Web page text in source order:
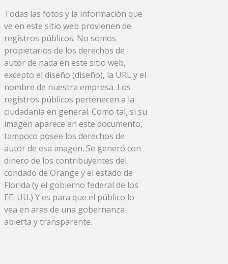
Todas las fotos y la información que
ve en este sitio web provienen de
registros públicos. No somos
propietarios de los derechos de
autor de nada en este sitio web,
excepto el diseño (diseño), la URL y el
nombre de nuestra empresa. Los
registros públicos pertenecen a la
ciudadanía en general. Como tal, si su
imagen aparece en este documento,
tampoco posee los derechos de
autor de esa imagen. Se generó con
dinero de los contribuyentes del
condado de Orange y el estado de
Florida (y el gobierno federal de los
EE. UU.) Y es para que el público lo
vea en aras de una gobernanza
abierta y transparente.